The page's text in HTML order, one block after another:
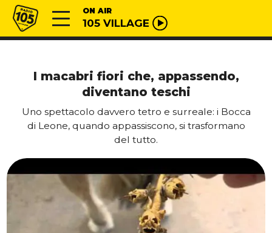
Vai al contenuto
Radio 105 ON AIR
105 VILLAGE
I macabri fiori che, appassendo,
diventano teschi
Uno spettacolo davvero tetro e surreale: i Bocca
di Leone, quando appassiscono, si trasformano
del tutto.